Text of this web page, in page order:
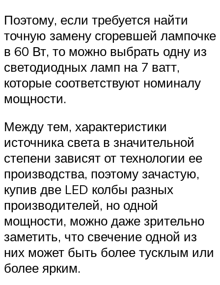
Поэтому, если требуется найти
точную замену сгоревшей лампочке
в 60 Вт, то можно выбрать одну из
светодиодных ламп на 7 ватт,
которые соответствуют номиналу
мощности.
Между тем, характеристики
источника света в значительной
степени зависят от технологии ее
производства, поэтому зачастую,
купив две LED колбы разных
производителей, но одной
мощности, можно даже зрительно
заметить, что свечение одной из
них может быть более тусклым или
более ярким.